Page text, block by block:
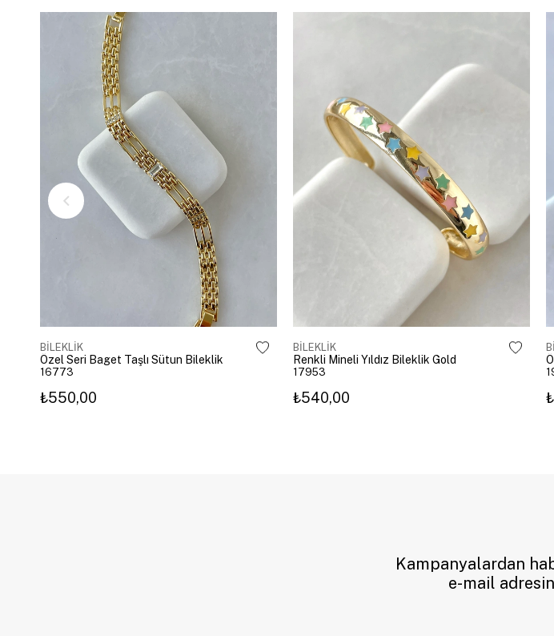
BİLEKLİK
Özel Seri Baget Taşlı Sütun Bileklik
16773
₺550,00
BİLEKLİK
Renkli Mineli Yıldız Bileklik Gold
17953
₺540,00
Kampanyalardan
e-mail